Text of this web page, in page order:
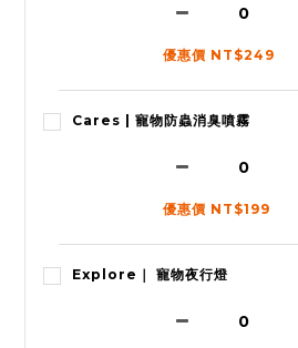
優惠價 NT$249
Cares | 寵物防蟲消臭噴霧
優惠價 NT$199
Explore｜ 寵物夜行燈